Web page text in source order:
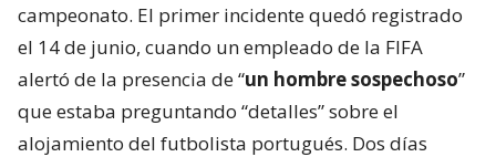
campeonato. El primer incidente quedó registrado
el 14 de junio, cuando un empleado de la FIFA
alertó de la presencia de “un hombre sospechoso”
que estaba preguntando “detalles” sobre el
alojamiento del futbolista portugués. Dos días